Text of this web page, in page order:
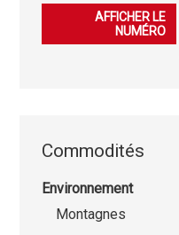
079 276 23 45
AFFICHER LE
NUMÉRO
Commodités
Environnement
Montagnes